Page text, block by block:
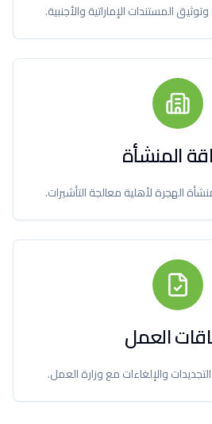
المستندات الإماراتية والأجنبية.
المنشأة
الهجرة لأهلية معالجة التأشيرات.
العمل
والإلغاءات مع وزارة العمل.